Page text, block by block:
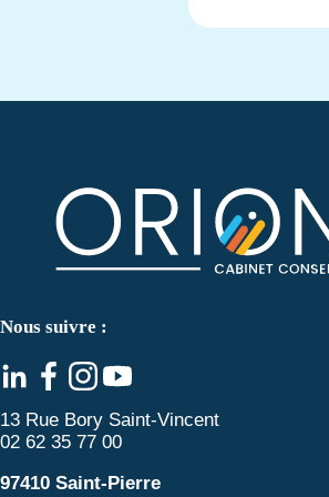
Nous suivre :
13 Rue Bory Saint-Vincent
02 62 35 77 00
97410 Saint-Pierre